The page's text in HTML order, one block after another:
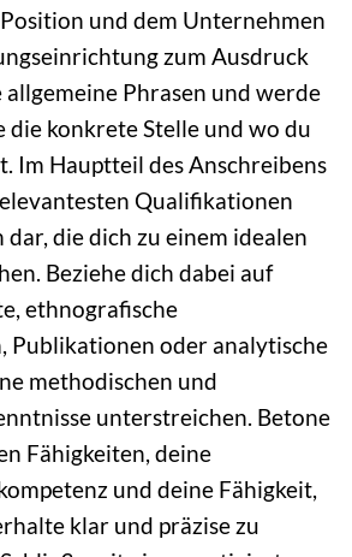
und dem Unternehmen
zum Ausdruck
Phrasen und werde
die konkrete Stelle und wo du
Im Hauptteil des Anschreibens
Qualifikationen
die dich zu einem idealen
Beziehe dich dabei auf
ethnografische
Publikationen oder analytische
methodischen und
unterstreichen. Betone
Fähigkeiten, deine
und deine Fähigkeit,
klar und präzise zu